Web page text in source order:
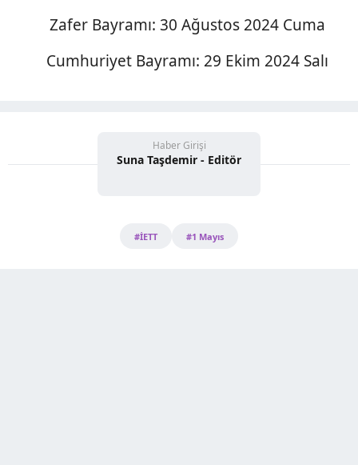
Zafer Bayramı: 30 Ağustos 2024 Cuma
Cumhuriyet Bayramı: 29 Ekim 2024 Salı
Haber Girişi
Suna Taşdemir - Editör
#İETT #1 Mayıs